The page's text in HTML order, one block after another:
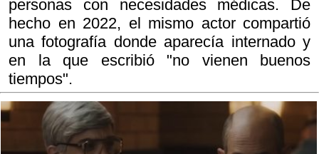
personas con necesidades médicas. De
hecho en 2022, el mismo actor compartió
una fotografía donde aparecía internado y
en la que escribió "no vienen buenos
tiempos".